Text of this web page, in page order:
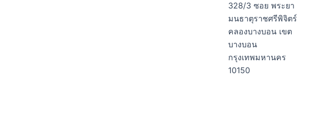
328/3 ซอย พระยา
มนธาตุราชศรีพิจิตร์
คลองบางบอน เขต
บางบอน
กรุงเทพมหานคร
10150